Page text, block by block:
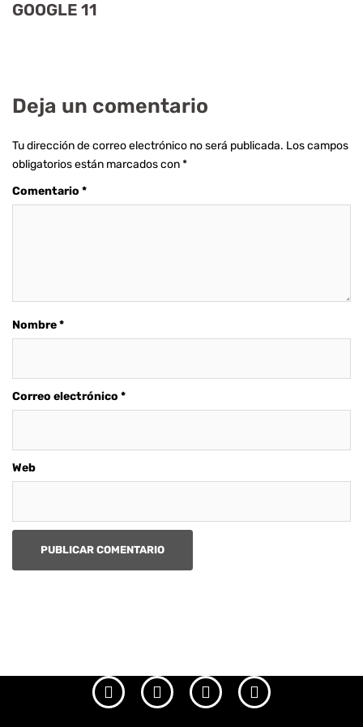
GOOGLE 11
Deja un comentario
Tu dirección de correo electrónico no será publicada. Los campos
obligatorios están marcados con*
Comentario *
Nombre*
Correo electrónico *
Web